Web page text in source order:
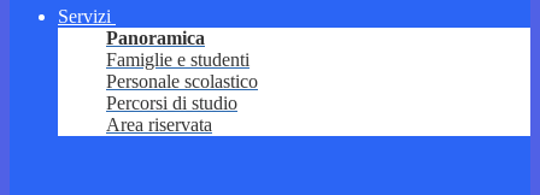
Servizi
Panoramica
Famiglie e studenti
Personale scolastico
Percorsi di studio
Area riservata